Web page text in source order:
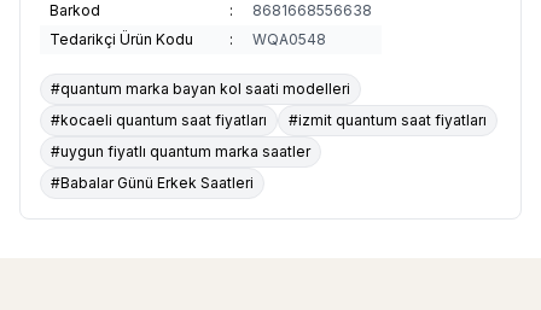
Barkod
:
8681668556638
Tedarikçi Ürün Kodu
: WQA0548
#quantum marka bayan kol saati modelleri
#kocaeli quantum saat fiyatları
#izmit quantum saat fiyatları
#uygun fiyatlı quantum marka saatler
#Babalar Günü Erkek Saatleri